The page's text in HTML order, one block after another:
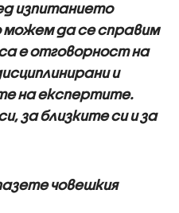
изпитанието
можем да се справим
е отговорност на
и
на експертите.
за близките си и за
човешкия